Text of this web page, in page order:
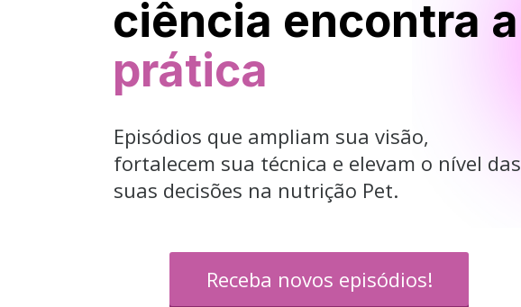
prática
Episódios que ampliam sua visão,
fortalecem sua técnica e elevam o nível das
suas decisões na nutrição Pet.
Receba novos episódios!